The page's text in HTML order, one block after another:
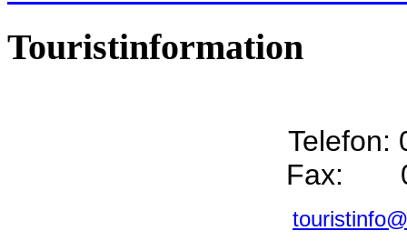
Touristinformation
Telefon:
Fax: